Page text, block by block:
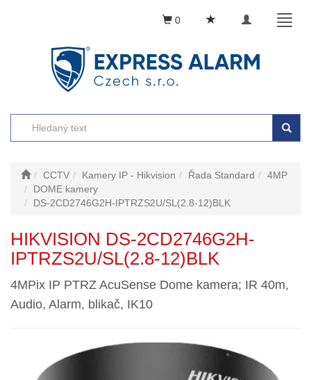
Toggle
0
CCTV Kamery IP - Hikvision Řada Standard
4MP
DOME kamery
DS-2CD2746G2H-IPTRZS2U/SL(2.8-12)BLK
HIKVISION DS-2CD2746G2H-
IPTRZS2U/SL(2.8-12)BLK
4MPix IP PTRZ AcuSense Dome kamera; IR 40m,
Audio, Alarm, blikač, IK10